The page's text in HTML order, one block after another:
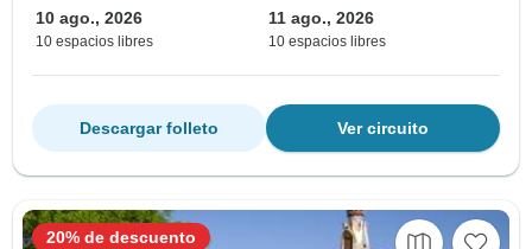
10 ago., 2026
10 espacios libres
11 ago., 2026
10 espacios libres
Ver circuito
Descargar folleto
20% de descuento